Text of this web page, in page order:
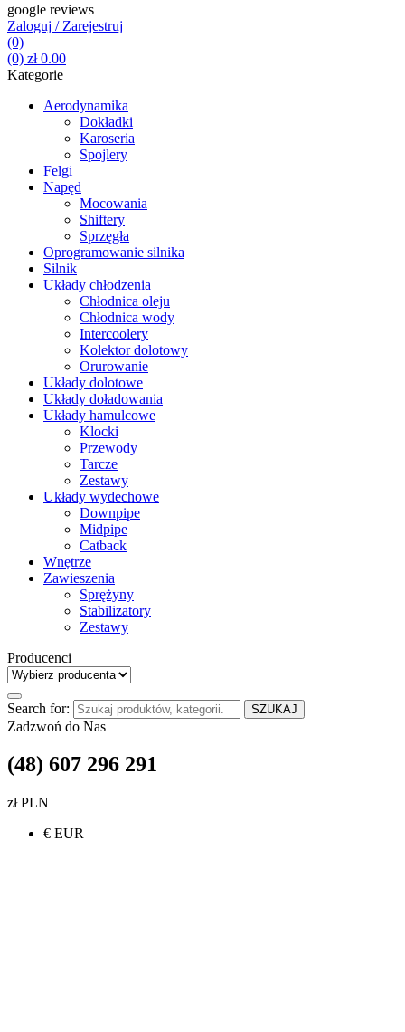
google reviews
Zaloguj / Zarejestruj
(0)
(0) zł0.00
Kategorie
Aerodynamika
Dokładki
Karoseria
Spojlery
Felgi
Napęd
Mocowania
Shiftery
Sprzęgła
Oprogramowanie silnika
Silnik
Układy chłodzenia
Chłodnica oleju
Chłodnica wody
Intercoolery
Kolektor dolotowy
Orurowanie
Układy dolotowe
Układy doładowania
Układy hamulcowe
Klocki
Przewody
Tarcze
Zestawy
Układy wydechowe
Downpipe
Midpipe
Catback
Wnętrze
Zawieszenia
Sprężyny
Stabilizatory
Zestawy
Producenci
Search for: SZUKAJ
Zadzwoń do Nas
(48) 607 296 291
zł PLN
€ EUR